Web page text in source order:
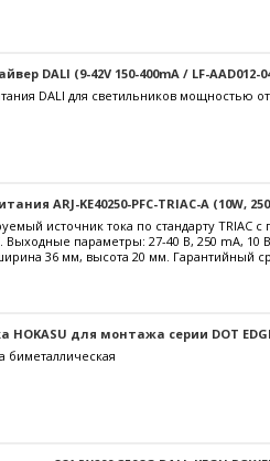
DALI (9-42V 150-400mA / LF-AAD012-
DALI для светильников мощностью от
ARJ-KE40250-PFC-TRIAC-A (10W,
источник тока по стандарту TRIAC
Выходные параметры: 27-40 В, 250 mА,
36 мм, высота 20 мм. Гарантийный
HOKASU для монтажа серии DOT
биметаллическая